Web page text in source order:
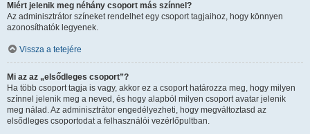
Miért jelenik meg néhány csoport más színnel?
Az adminisztrátor színeket rendelhet egy csoport tagjaihoz, hogy könnyen
azonosíthatók legyenek.
Vissza a tetejére
Mi az az „elsődleges csoport”?
Ha több csoport tagja is vagy, akkor ez a csoport határozza meg, hogy milyen
színnel jelenik meg a neved, és hogy alapból milyen csoport avatar jelenik
meg nálad. Az adminisztrátor engedélyezheti, hogy megváltoztasd az
elsődleges csoportodat a felhasználói vezérlőpultban.